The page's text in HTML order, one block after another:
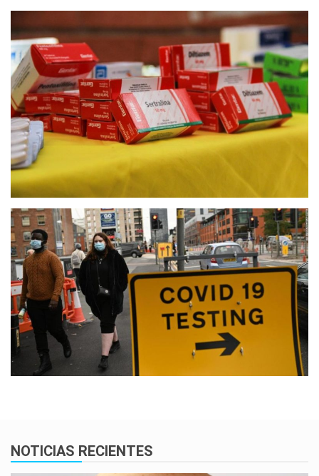
NOTICIAS RECIENTES